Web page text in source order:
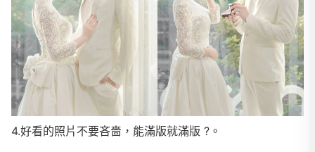
4.好看的照片不要吝嗇，能滿版就滿版 ?。